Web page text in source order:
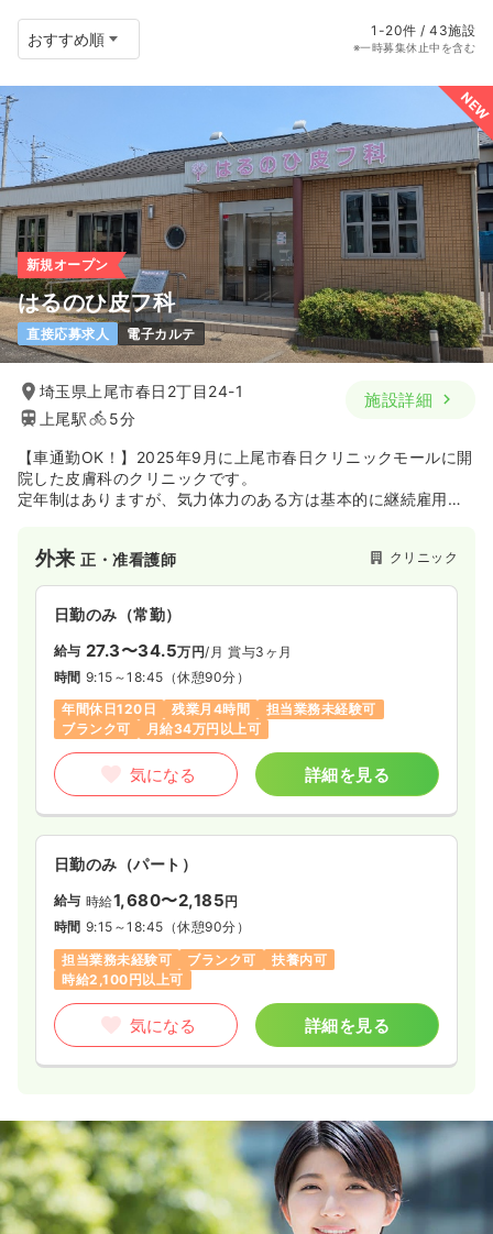
1-20件 / 43施設
※一時募集休止中を含む
NEW
新規オープン
はるのひ皮フ科
直接応募求人 電子カルテ
埼玉県上尾市春日2丁目24-1
上尾駅
5分
施設詳細
【車通勤OK！】2025年9月に上尾市春日クリニックモールに開
院した皮膚科のクリニックです。
定年制はありますが、気力体力のある方は基本的に継続雇用い
業風土を作り上げていきませんか？
外来正・准看護師 クリニック
日勤のみ（常勤）
給与 27.3〜34.5万円/月 賞与3ヶ月
時間 9:15～18:45 （休憩90分）
年間休日120日
残業月4時間
担当業務未経験可
ブランク可
月給34万円以上可
気になる 詳細を見る
日勤のみ（パート）
給与 時給1,680〜2,185円
時間 9:15～18:45 （休憩90分）
担当業務未経験可
ブランク可
扶養内可
時給2,100円以上可
気になる 詳細を見る